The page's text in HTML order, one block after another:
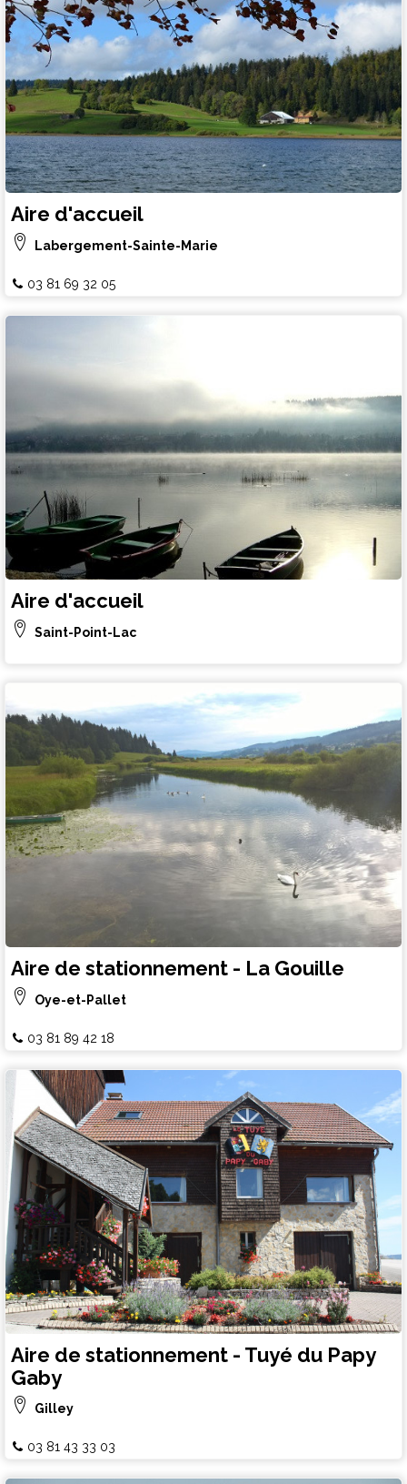
Aire d'accueil
Labergement-Sainte-Marie
03 81 69 32 05
Aire d'accueil
Saint-Point-Lac
Aire de stationnement - La Gouille
Oye-et-Pallet
03 81 89 42 18
Aire de stationnement - Tuyé du Papy
Gaby
Gilley
03 81 43 33 03